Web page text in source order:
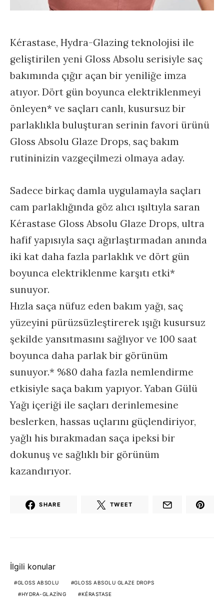
Kérastase, Hydra-Glazing teknolojisi ile
geliştirilen yeni Gloss Absolu serisiyle saç
bakımında çığır açan bir yeniliğe imza
atıyor. Dört gün boyunca elektriklenmeyi
önleyen* ve saçları canlı, kusursuz bir
parlaklıkla buluşturan serinin favori ürünü
Gloss Absolu Glaze Drops, saç bakım
rutininizin vazgeçilmezi olmaya aday.
Sadece birkaç damla uygulamayla saçları
cam parlaklığında göz alıcı ışıltıyla saran
Kérastase Gloss Absolu Glaze Drops, ultra
hafif yapısıyla saçı ağırlaştırmadan anında
iki kat daha fazla parlaklık ve dört gün
boyunca elektriklenme karşıtı etki*
sunuyor.
Hızla saça nüfuz eden bakım yağı, saç
yüzeyini pürüzsüzleştirerek ışığı kusursuz
şekilde yansıtmasını sağlıyor ve 100 saat
boyunca daha parlak bir görünüm
sunuyor.* %80 daha fazla nemlendirme
etkisiyle saça bakım yapıyor. Yaban Gülü
Yağı içeriği ile saçları derinlemesine
beslerken, hassas uçlarını güçlendiriyor,
yağlı his bırakmadan saça ipeksi bir
dokunuş ve sağlıklı bir görünüm
kazandırıyor.
SHARE TWEET
İlgili konular
GLOSS ABSOLU
GLOSS ABSOLU GLAZE DROPS
HYDRA-GLAZING
KÉRASTASE